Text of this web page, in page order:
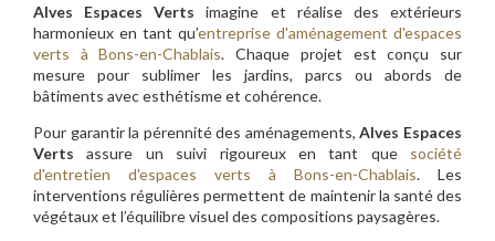
Alves Espaces Verts imagine et réalise des extérieurs
harmonieux en tant qu’entreprise d'aménagement d'espaces
verts à Bons-en-Chablais. Chaque projet est conçu sur
mesure pour sublimer les jardins, parcs ou abords de
bâtiments avec esthétisme et cohérence.
Pour garantir la pérennité des aménagements,Alves Espaces
Verts assure un suivi rigoureux en tant que société
d'entretien d'espaces verts à Bons-en-Chablais. Les
interventions régulières permettent de maintenir la santé des
végétaux et l’équilibre visuel des compositions paysagères.